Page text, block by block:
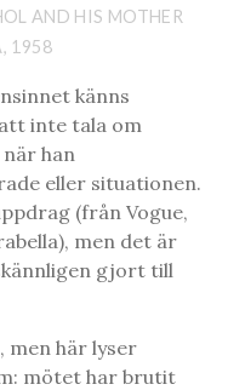
AND HIS MOTHER
1958
känns
inte tala om
han
eller situationen.
(från Vogue,
men det är
gjort till
men här lyser
mötet har brutit